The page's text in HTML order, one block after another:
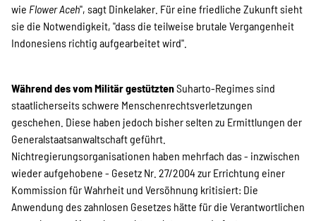
wie Flower Aceh", sagt Dinkelaker. Für eine friedliche Zukunft sieht
sie die Notwendigkeit, "dass die teilweise brutale Vergangenheit
Indonesiens richtig aufgearbeitet wird".
Während des vom Militär gestütztenSuharto-Regimes sind
staatlicherseits schwere Menschenrechtsverletzungen
geschehen. Diese haben jedoch bisher selten zu Ermittlungen der
Generalstaatsanwaltschaft geführt.
Nichtregierungsorganisationen haben mehrfach das - inzwischen
wieder aufgehobene - Gesetz Nr. 27/2004 zur Errichtung einer
Kommission für Wahrheit und Versöhnung kritisiert: Die
Anwendung des zahnlosen Gesetzes hätte für die Verantwortlichen